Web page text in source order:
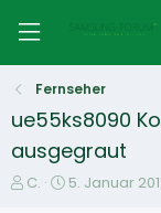
Fernseher
ue55ks8090
ausgegraut
E
C.
E
5. Januar